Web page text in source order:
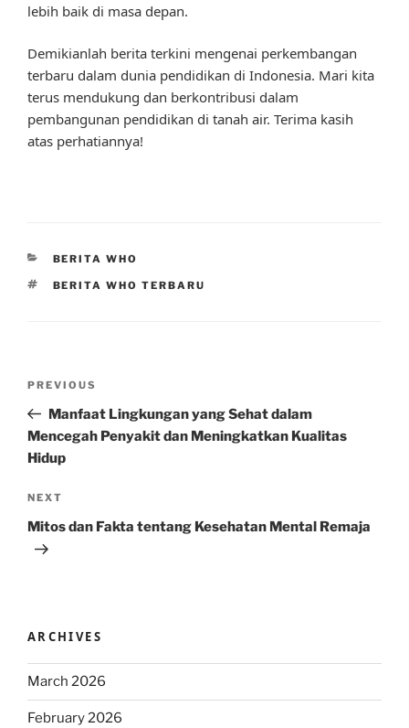
lebih baik di masa depan.
Demikianlah berita terkini mengenai perkembangan
terbaru dalam dunia pendidikan di Indonesia. Mari kita
terus mendukung dan berkontribusi dalam
pembangunan pendidikan di tanah air. Terima kasih
atas perhatiannya!
CATEGORIES
BERITA WHO
TAGS
BERITA WHO TERBARU
Previous
Post
PREVIOUS
Manfaat Lingkungan yang Sehat dalam
Mencegah Penyakit dan Meningkatkan Kualitas
Hidup
Next
Post
NEXT
Mitos dan Fakta tentang Kesehatan Mental Remaja
ARCHIVES
March 2026
February 2026